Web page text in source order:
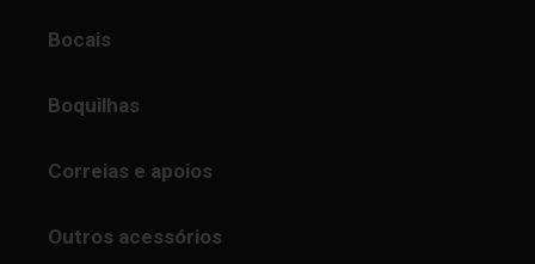
Bocais
Boquilhas
Correias e apoios
Outros acessórios